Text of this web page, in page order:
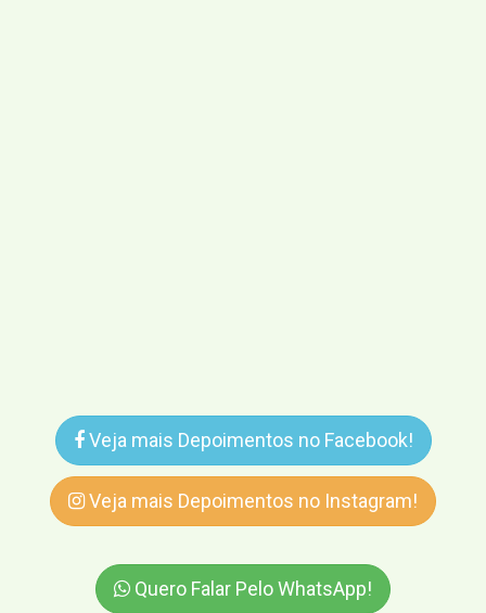
Veja mais Depoimentos no Facebook!
Veja mais Depoimentos no Instagram!
Quero Falar Pelo WhatsApp!